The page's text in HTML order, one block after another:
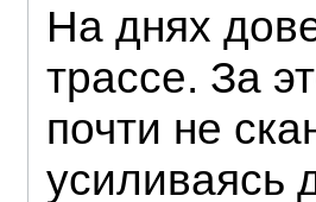
На днях
трассе. За
почти не
усиливаясь